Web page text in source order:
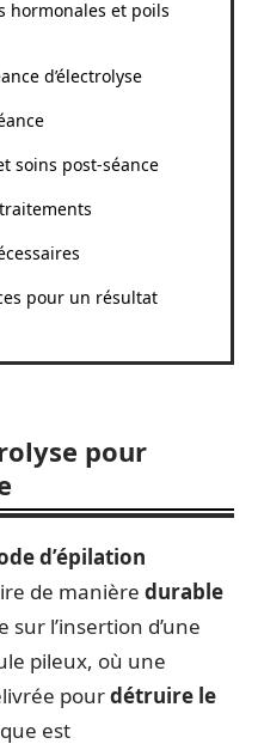
hormonales et poils
d’électrolyse
soins post-séance
pour un résultat
pour
d’épilation
de manière durable
sur l’insertion d’une
pileux, où une
pourdétruire le
est